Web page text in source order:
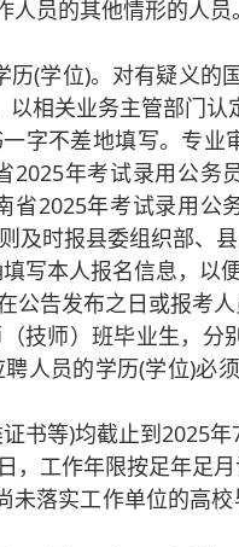
员的其他情形的人员。
(学位)。对有疑义的
相关业务主管部门认
字不差地填写。专
年考试录用公务
2025年考试录用公
及时报县委组织部、
写本人报名信息，以
告发布之日或报考
技师）班毕业生，分
人员的学历(学位)必
书等)均截止到2025
工作年限按足年足月
未落实工作单位的高